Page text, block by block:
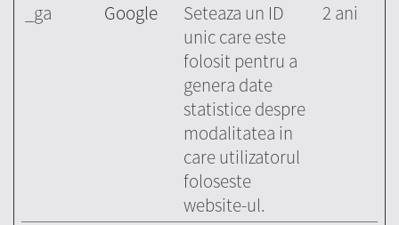
_ga
Google
Seteaza un ID
unic care este
folosit pentru a
genera date
statistice despre
modalitatea in
care utilizatorul
foloseste
website-ul.
2 ani